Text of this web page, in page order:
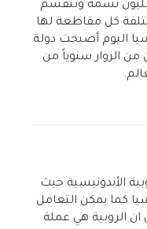
عدد سكان اندونيسيا 820 مليون نسمة وتنقسم
33 مقاطعة مختلفة كل مقاطعة لها
اليوم أصبحت دولة
الزوار سنوياً من
الأندونيسية حيث
كما يمكن التعامل
ان الروبية هي عملة